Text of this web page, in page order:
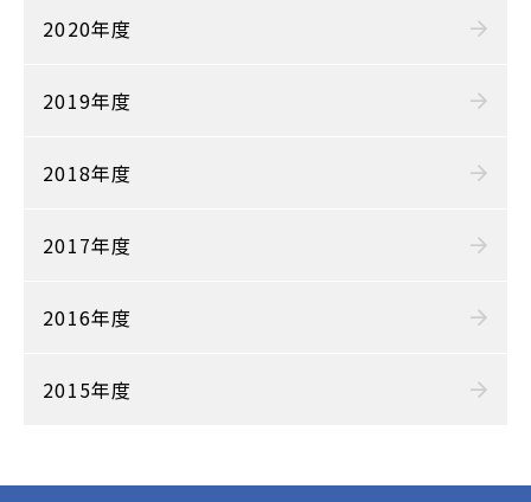
2020年度
2019年度
2018年度
2017年度
2016年度
2015年度